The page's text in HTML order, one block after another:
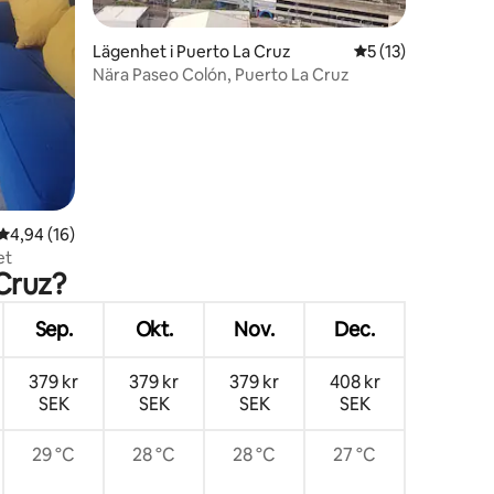
av 5 i genomsnittligt betyg, 16 omdömen
4,94 (16)
Lägenhet i Puerto La Cruz 5 av 5 i
5 (13)
Nära Paseo Colón, Puerto La Cruz
Sep. Okt. Nov. Dec.
379 kr
SEK
379 kr
SEK
379 kr
SEK
408 kr
SEK
29 °C 28 °C 28 °C 27 °C